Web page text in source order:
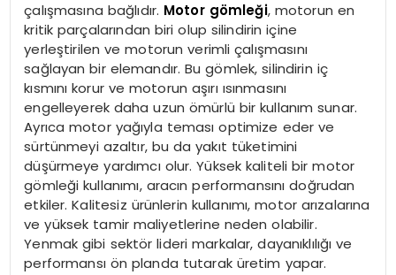
çalışmasına bağlıdır. Motor gömleği, motorun en
kritik parçalarından biri olup silindirin içine
yerleştirilen ve motorun verimli çalışmasını
sağlayan bir elemandır. Bu gömlek, silindirin iç
kısmını korur ve motorun aşırı ısınmasını
engelleyerek daha uzun ömürlü bir kullanım sunar.
Ayrıca motor yağıyla teması optimize eder ve
sürtünmeyi azaltır, bu da yakıt tüketimini
düşürmeye yardımcı olur. Yüksek kaliteli bir motor
gömleği kullanımı, aracın performansını doğrudan
etkiler. Kalitesiz ürünlerin kullanımı, motor arızalarına
ve yüksek tamir maliyetlerine neden olabilir.
Yenmak gibi sektör lideri markalar, dayanıklılığı ve
performansı ön planda tutarak üretim yapar.